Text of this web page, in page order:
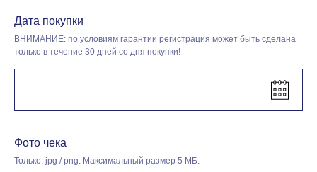
Дата покупки
ВНИМАНИЕ: по условиям гарантии регистрация может быть сделана
только в течение 30 дней со дня покупки!
Фото чека
Только: jpg / png. Максимальный размер 5 МБ.